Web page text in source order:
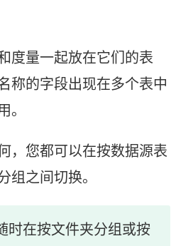
度量一起放在它们的表
称的字段出现在多个表中
。
，您都可以在按数据源表
组之间切换。
时在按文件夹分组或按